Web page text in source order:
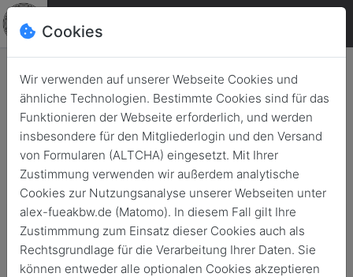
Neue Lehrgänge für
Führungskräfte gestartet
Zurück 12. April 2021
Cookies
Wir verwenden auf unserer Webseite Cookies und
ähnliche Technologien. Bestimmte Cookies sind für das
Funktionieren der Webseite erforderlich, und werden
insbesondere für den Mitgliederlogin und den Versand
von Formularen (ALTCHA) eingesetzt. Mit Ihrer
Zustimmung verwenden wir außerdem analytische
Cookies zur Nutzungsanalyse unserer Webseiten unter
alex-fueakbw.de (Matomo). In diesem Fall gilt Ihre
Zustimmmung zum Einsatz dieser Cookies auch als
Rechtsgrundlage für die Verarbeitung Ihrer Daten. Sie
können entweder alle optionalen Cookies akzeptieren